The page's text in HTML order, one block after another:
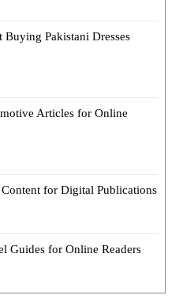
Pakistani Dresses
Articles for Online
for Digital Publications
Guides for Online Readers